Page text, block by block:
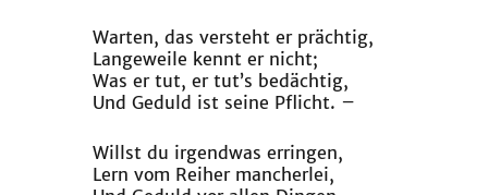
Warten, das versteht er prächtig,
Langeweile kennt er nicht;
Was er tut, er tut’s bedächtig,
Und Geduld ist seine Pflicht. –
Willst du irgendwas erringen,
Lern vom Reiher mancherlei,